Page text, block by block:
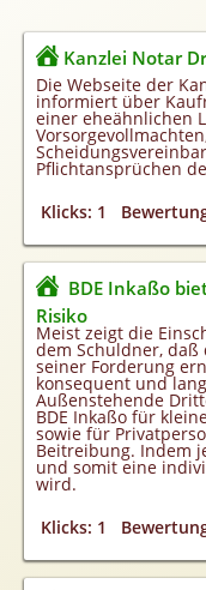
Kanzlei Notar
Die Webseite der
informiert über
einer eheähnlichen
Pflichtansprüchen
Klicks: 1
BDE Inkaßo
Risiko
Meist zeigt die
dem Schuldner,
seiner Forderung
konsequent und
Außenstehende
BDE Inkaßo für
sowie für
Beitreibung. Indem
und somit eine
wird.
Klicks: 1